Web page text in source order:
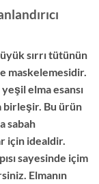
sırrı tütünün
maskelemesidir.
elma esansı
birleşir. Bu ürün
sabah
için idealdir.
sayesinde içim
Elmanın